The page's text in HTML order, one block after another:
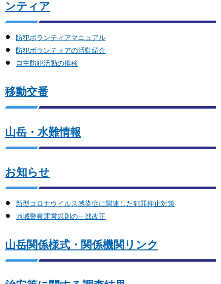
ンティア
防犯ボランティアマニュアル
防犯ボランティアの活動紹介
自主防犯活動の推移
移動交番
山岳・水難情報
お知らせ
新型コロナウイルス感染症に関連した犯罪抑止対策
地域警察運営規則の一部改正
山岳関係様式・関係機関リンク